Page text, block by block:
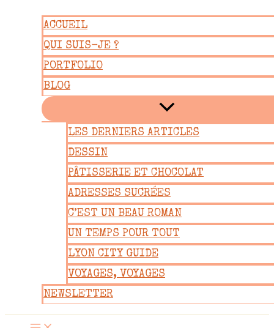
contenu
ACCUEIL
QUI SUIS-JE ?
PORTFOLIO
BLOG
LES DERNIERS ARTICLES
DESSIN
PÂTISSERIE ET CHOCOLAT
ADRESSES SUCRÉES
C’EST UN BEAU ROMAN
UN TEMPS POUR TOUT
LYON CITY GUIDE
VOYAGES, VOYAGES
NEWSLETTER